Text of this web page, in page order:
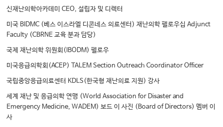
신재난의학아카데미 CEO, 설립자 및 디렉터
미국 BIDMC (베스 이스라엘 디콘네스 의료센터) 재난의학 펠로우십 Adjunct
Faculty (CBRNE 교육 분과 담당)
국제 재난의학 위원회(IBODM) 펠로우
미국응급의학회(ACEP) TALEM Section Outreach Coordinator Officer
국립중앙응급의료센터 KDLS(한국형 재난의료 지원) 강사
세계 재난 및 응급의학 연맹 (World Association for Disaster and
Emergency Medicine, WADEM) 보드 이 사진 (Board of Directors) 멤버 이
사